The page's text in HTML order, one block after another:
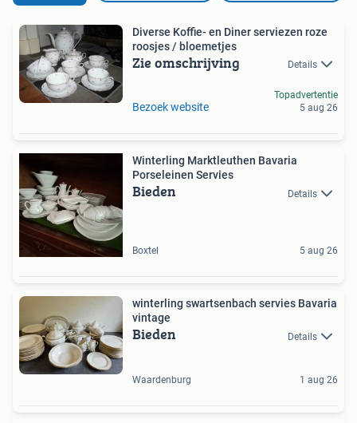
Diverse Koffie- en Diner serviezen roze
roosjes / bloemetjes
Zie omschrijving Details
Bezoek website
Topadvertentie
5 aug 26
Winterling Marktleuthen Bavaria
Porseleinen Servies
Bieden Details
Boxtel 5 aug 26
winterling swartsenbach servies Bavaria
vintage
Bieden Details
Waardenburg 1 aug 26